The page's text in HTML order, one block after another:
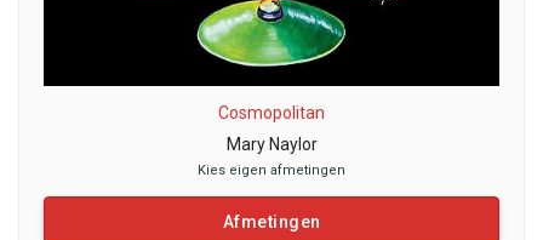
Cosmopolitan
Mary Naylor
Kies eigen afmetingen
Afmetingen